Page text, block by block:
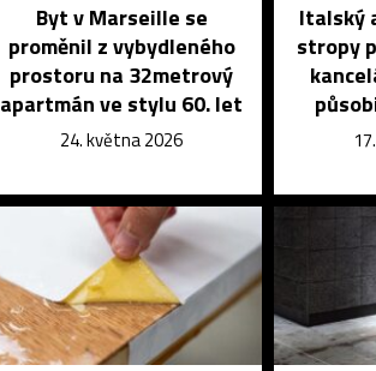
Byt v Marseille se
proměnil z vybydleného
prostoru na 32metrový
apartmán ve stylu 60. let
24. května 2026
Italský
stropy